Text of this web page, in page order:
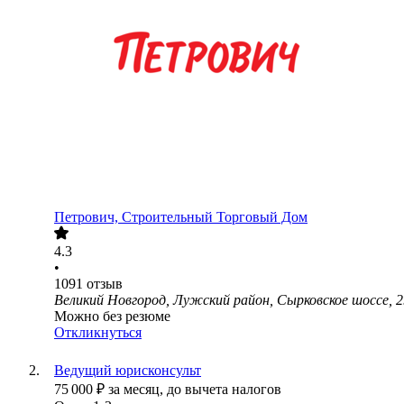
Петрович, Строительный Торговый Дом
4.3
•
1091 отзыв
Великий Новгород, Лужский район, Сырковское шоссе,
Можно без резюме
Откликнуться
Ведущий юрисконсульт
75 000 ₽ за месяц, до вычета налогов